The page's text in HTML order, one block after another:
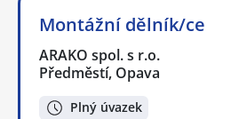
Montážní dělník/ce
ARAKO spol. s r.o.
Předměstí, Opava
Plný úvazek